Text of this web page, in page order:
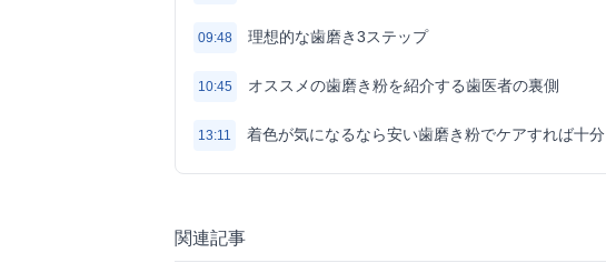
09:48 理想的な歯磨き3ステップ
10:45 オススメの歯磨き粉を紹介する歯医者の裏側
13:11 着色が気になるなら安い歯磨き粉でケアすれば十分
関連記事